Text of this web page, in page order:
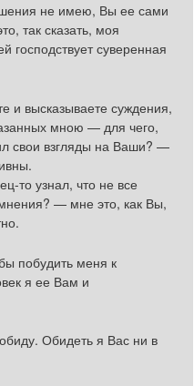
не имею, Вы ее сами
так сказать, моя
господствует суверенная
и высказываете суждения,
мною — для чего,
свои взгляды на Ваши? —
то узнал, что не все
— мне это, как Вы,
побудить меня к
я ее Вам и
Обидеть я Вас ни в